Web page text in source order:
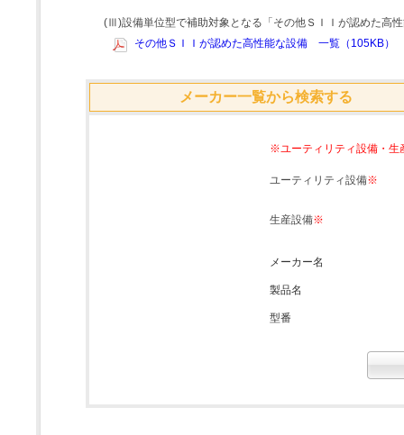
(Ⅲ)設備単位型で補助対象となる「その他ＳＩＩが認めた高
その他ＳＩＩが認めた高性能な設備 一覧（105KB）
メーカー一覧から検索する
※ユーティリティ設備・生
ユーティリティ設備※
生産設備※
メーカー名
製品名
型番